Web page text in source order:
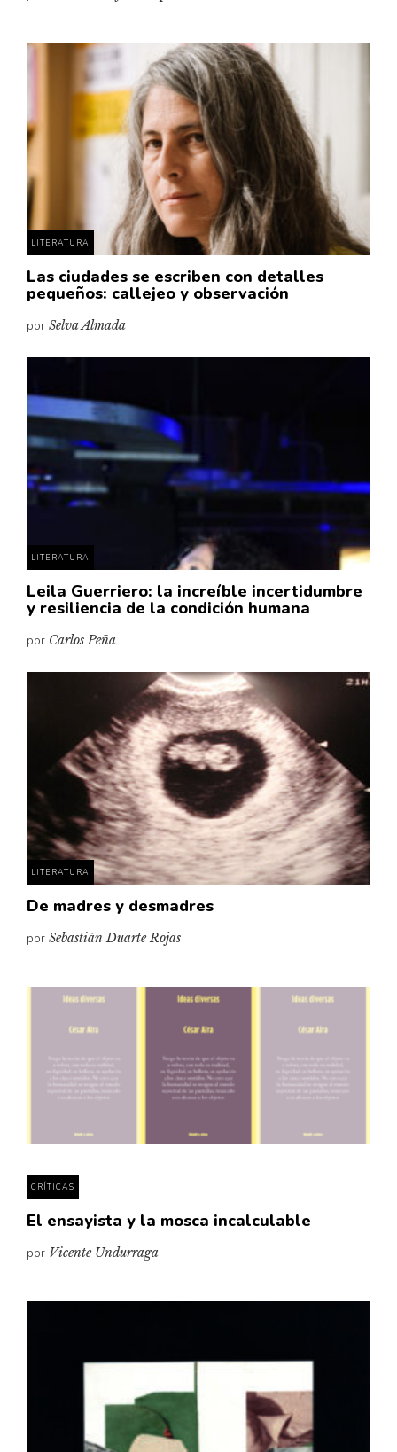
LITERATURA
Las ciudades se escriben con detalles
pequeños: callejeo y observación
por Selva Almada
LITERATURA
Leila Guerriero: la increíble incertidumbre
y resiliencia de la condición humana
por Carlos Peña
LITERATURA
De madres y desmadres
por Sebastián Duarte Rojas
CRÍTICAS
El ensayista y la mosca incalculable
por Vicente Undurraga